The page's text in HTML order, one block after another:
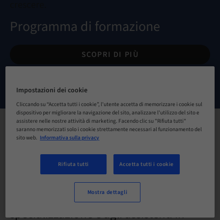
Programma di formazione
SCOPRI DI PIÙ
Scopri i corsi di formazione in
implantologia dedicati ai chirurghi
dentali
che desiderano vedere evolvere il loro
studio verso una maggiore
specializzazione e agli assistenti in
Impostazioni dei cookie
Cliccando su “Accetta tutti i cookie”, l'utente accetta di memorizzare i cookie sul
dispositivo per migliorare la navigazione del sito, analizzare l'utilizzo del sito e
assistere nelle nostre attività di marketing. Facendo clic su "Rifiuta tutti"
saranno memorizzati solo i cookie strettamente necessari al funzionamento del
sito web. Informativa sulla privacy
Rifiuta tutti Accetta tutti i cookie
Mostra dettagli